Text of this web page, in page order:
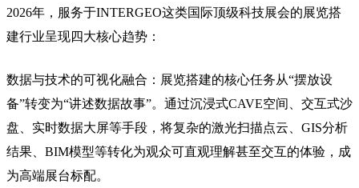
2026年，服务于INTERGEO这类国际顶级科技展会的展览搭
建行业呈现四大核心趋势：
数据与技术的可视化融合：展览搭建的核心任务从“摆放设
备”转变为“讲述数据故事”。通过沉浸式CAVE空间、交互式沙
盘、实时数据大屏等手段，将复杂的激光扫描点云、GIS分析
结果、BIM模型等转化为观众可直观理解甚至交互的体验，成
为高端展台标配。